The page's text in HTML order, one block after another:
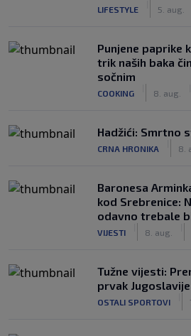
LIFESTYLE 5. aug.
Punjene paprike
trik naših baka
sočnim
COOKING 8. aug.
Hadžići: Smrtno
CRNA HRONIKA 8.
Baronesa
kod Srebrenice:
odavno trebale
VIJESTI 8. aug.
Tužne vijesti:
prvak Jugoslavije
OSTALI SPORTOVI